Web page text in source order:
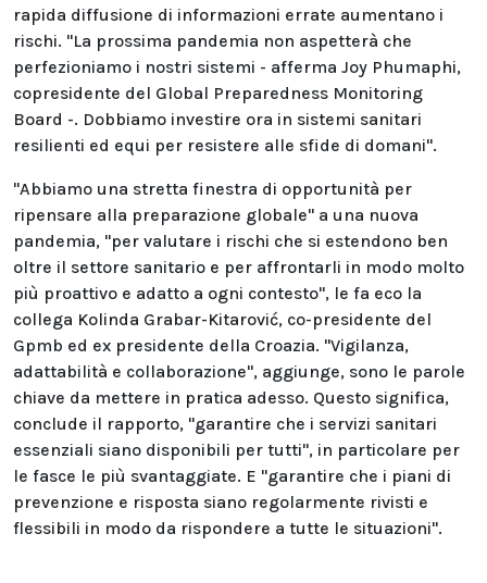
rapida diffusione di informazioni errate aumentano i
rischi. "La prossima pandemia non aspetterà che
perfezioniamo i nostri sistemi - afferma Joy Phumaphi,
copresidente del Global Preparedness Monitoring
Board -. Dobbiamo investire ora in sistemi sanitari
resilienti ed equi per resistere alle sfide di domani".
"Abbiamo una stretta finestra di opportunità per
ripensare alla preparazione globale" a una nuova
pandemia, "per valutare i rischi che si estendono ben
oltre il settore sanitario e per affrontarli in modo molto
più proattivo e adatto a ogni contesto", le fa eco la
collega Kolinda Grabar-Kitarović, co-presidente del
Gpmb ed ex presidente della Croazia. "Vigilanza,
adattabilità e collaborazione", aggiunge, sono le parole
chiave da mettere in pratica adesso. Questo significa,
conclude il rapporto, "garantire che i servizi sanitari
essenziali siano disponibili per tutti", in particolare per
le fasce le più svantaggiate. E "garantire che i piani di
prevenzione e risposta siano regolarmente rivisti e
flessibili in modo da rispondere a tutte le situazioni".